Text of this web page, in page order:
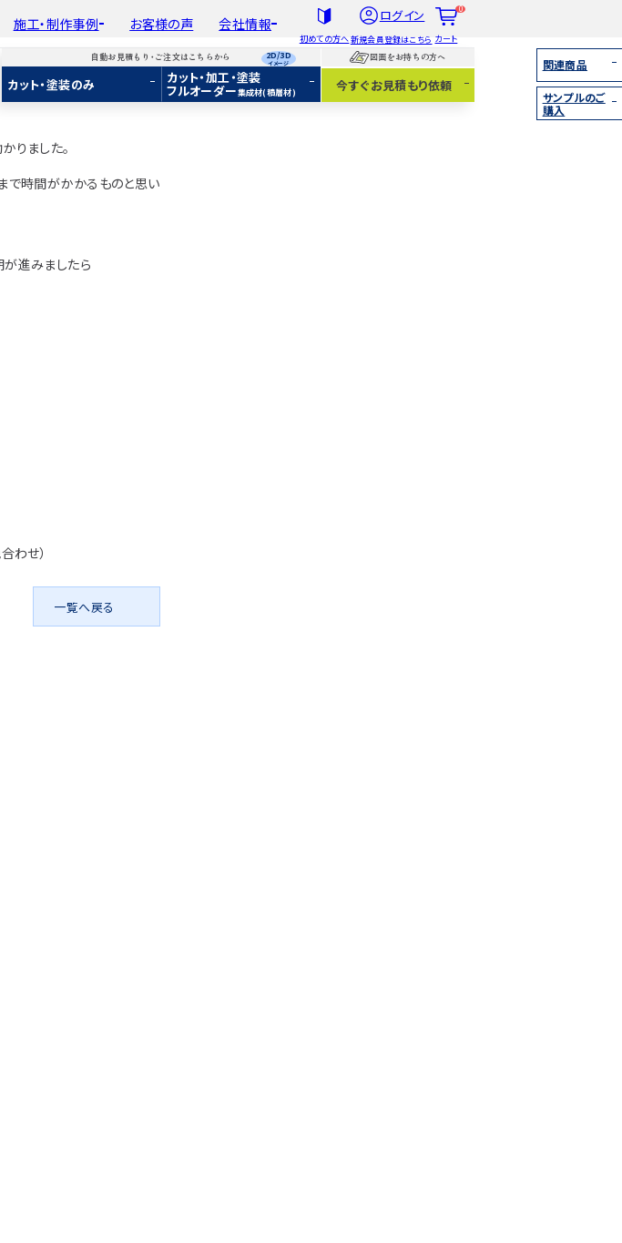
ら選ぶ
どから選ぶ
取扱木材と選び方
の方へ
り・ご注文方法について
ャンセル・返品・交換について
送について
いについて
施工・制作事例
Example
工場製作事例
テーブル・机
お客様の声 会社情報
会社概要
初めての方へ
ログイン
新規会員登録はこちら カート
0
自動お見積もり・ご注文はこちらから
カット・塗装のみ カット・加工・塗装
フルオーダー集成材(積層材)
2D/3D
イメージ
図面をお持ちの方へ
今すぐお見積もり依頼
関連商品
サンプルのご
購入
りました。
で時間がかかるものと思い
進みましたら
わせ）
一覧へ戻る